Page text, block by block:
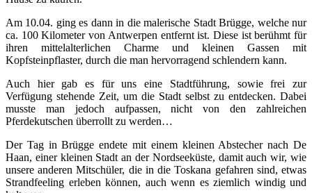
Am 10.04. ging es dann in die malerische Stadt Brügge, welche nur
ca. 100 Kilometer von Antwerpen entfernt ist. Diese ist berühmt für
ihren mittelalterlichen Charme und kleinen Gassen mit
Kopfsteinpflaster, durch die man hervorragend schlendern kann.
Auch hier gab es für uns eine Stadtführung, sowie frei zur
Verfügung stehende Zeit, um die Stadt selbst zu entdecken. Dabei
musste man jedoch aufpassen, nicht von den zahlreichen
Pferdekutschen überrollt zu werden…
Der Tag in Brügge endete mit einem kleinen Abstecher nach De
Haan, einer kleinen Stadt an der Nordseeküste, damit auch wir, wie
unsere anderen Mitschüler, die in die Toskana gefahren sind, etwas
Strandfeeling erleben können, auch wenn es ziemlich windig und